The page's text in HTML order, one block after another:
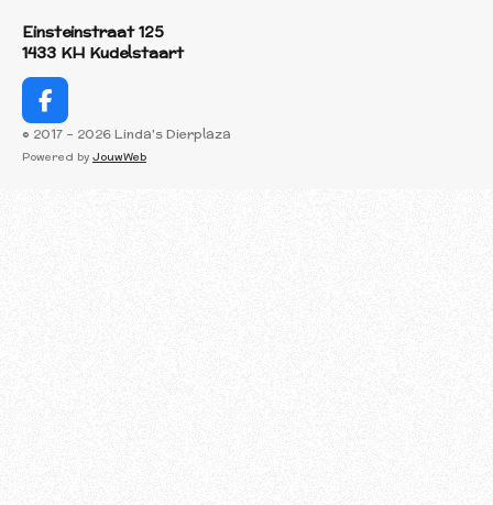
Einsteinstraat 125
1433 KH Kudelstaart
F
a
c
© 2017 - 2026 Linda's Dierplaza
Powered by JouwWeb